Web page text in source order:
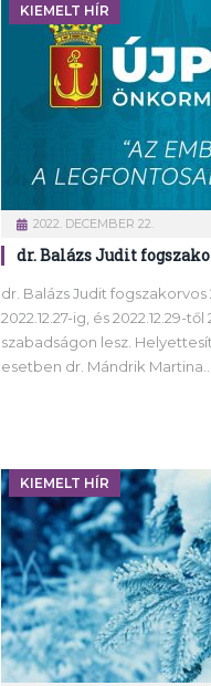
KIEMELT HÍR
2022. DECEMBER 22.
dr. Balázs Judit
dr. Balázs Judit fogszakorvos
2022.12.27-ig, és 2022.12.29-
szabadságon lesz.
esetben dr. Mándrik Martina…
KIEMELT HÍR